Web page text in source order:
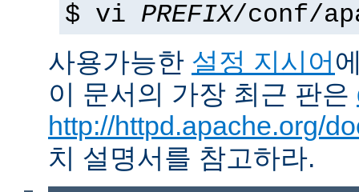
$ vi PREFIX/conf/
사용가능한 설정 지시어
이 문서의 가장 최근 판은
http://httpd.apache.org/
치 설명서를 참고하라.